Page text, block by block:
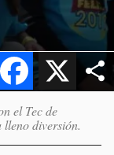
X
Facebook
el Tec de
diversión.